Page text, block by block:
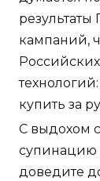
кампаний,
купить за
С выдохом
супинацию
доведите